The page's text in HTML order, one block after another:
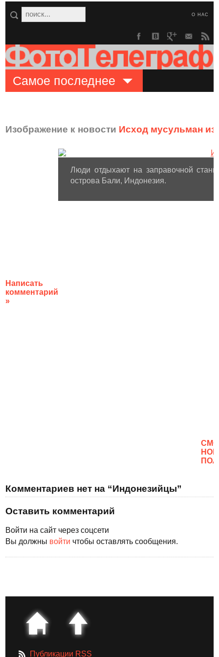
О НАС
Самое последнее
Изображение к новости Исход мусульман из
Написать
комментарий
»
Люди отдыхают на заправочной
острова Бали, Индонезия.
Комментариев нет на “Индонезийцы”
Оставить комментарий
Войти на сайт через соцсети
Вы должны войти чтобы оставлять сообщения.
Публикации RSS